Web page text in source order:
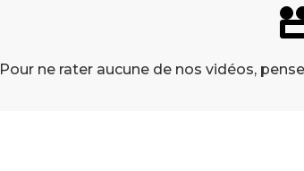
Pour ne rater aucune de nos vidéos,